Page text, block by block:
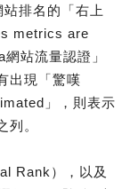
排名的「右上
metrics are
站流量認證」
出現「驚嘆
」，則表示
。
Rank），以及